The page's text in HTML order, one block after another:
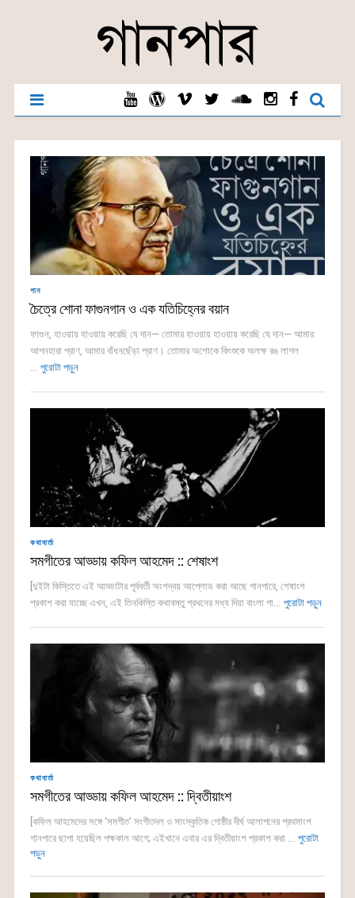
গান
চৈত্রে শোনা ফাগুনগান ও এক যতিচিহ্নের বয়ান
ফাগুন, হাওয়ায় হাওয়ায় করেছি যে দান— তোমার হাওয়ায় হাওয়ায় করেছি যে দান— আমার
আপনহারা প্রাণ, আমার বাঁধনছেঁড়া প্রাণ। তোমার অশোকে কিংশুকে অলক্ষ রঙ লাগল
... পুরোটা পড়ুন
কথাবার্তা
সমগীতের আড্ডায় কফিল আহমেদ :: শেষাংশ
[দুইটা কিস্তিতে এই আড্ডাটার পূর্ববর্তী অংশদ্বয় আপ্লোড করা আছে গানপারে, শেষাংশ
প্রকাশ করা যাচ্ছে এখন, এই তিনকিস্তি কথাবস্তু গ্রথনের মধ্য দিয়া বাংলা গা... পুরোটা পড়ুন
কথাবার্তা
সমগীতের আড্ডায় কফিল আহমেদ :: দ্বিতীয়াংশ
[কফিল আহমেদের সঙ্গে ‘সমগীত’ সংগীতদল ও সাংস্কৃতিক গোষ্ঠীর দীর্ঘ আলাপনের প্রথমাংশ
গানপারে ছাপা হয়েছিল পক্ষকাল আগে; এইখানে এবার এর দ্বিতীয়াংশ প্রকাশ করা ... পুরোটা
পড়ুন